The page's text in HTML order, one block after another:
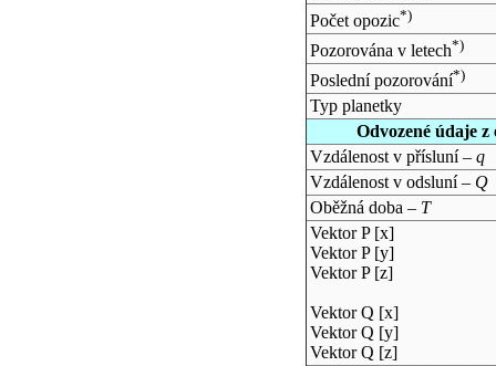
Počet opozic*)
Pozorována v letech*)
Poslední pozorování*)
Typ planetky
Odvozené údaje
Vzdálenost v přísluní – q
Vzdálenost v odsluní – Q
Oběžná doba – T
Vektor P [x]
Vektor P [y]
Vektor P [z]
Vektor Q [x]
Vektor Q [y]
Vektor Q [z]